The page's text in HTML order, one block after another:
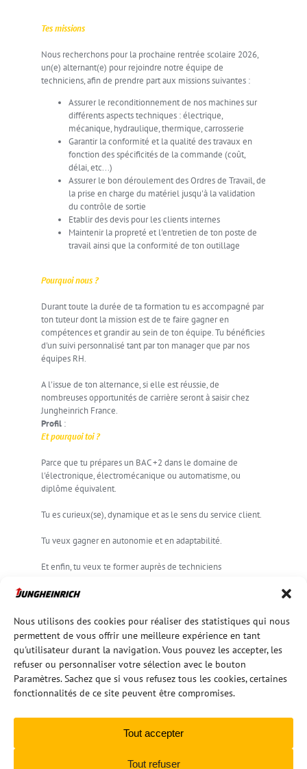
Nous utilisons des cookies pour réaliser des statistiques qui nous
permettent de vous offrir une meilleure expérience en tant
qu'utilisateur durant la navigation. Vous pouvez les accepter, les
refuser ou personnaliser votre sélection avec le bouton
Paramètres. Sachez que si vous refusez tous les cookies, certaines
fonctionnalités de ce site peuvent être compromises.
Tout accepter
Tout refuser
Tes missions
Nous recherchons pour la prochaine rentrée scolaire 2026,
un(e) alternant(e) pour rejoindre notre équipe de
techniciens, afin de prendre part aux missions suivantes :
Assurer le reconditionnement de nos machines sur
différents aspects techniques : électrique,
mécanique, hydraulique, thermique, carrosserie
Garantir la conformité et la qualité des travaux en
fonction des spécificités de la commande (coût,
délai, etc...)
Assurer le bon déroulement des Ordres de Travail, de
la prise en charge du matériel jusqu'à la validation
du contrôle de sortie
Etablir des devis pour les clients internes
Maintenir la propreté et l'entretien de ton poste de
travail ainsi que la conformité de ton outillage
Pourquoi nous ?
Durant toute la durée de ta formation tu es accompagné par
ton tuteur dont la mission est de te faire gagner en
compétences et grandir au sein de ton équipe. Tu bénéficies
d'un suivi personnalisé tant par ton manager que par nos
équipes RH.
A l'issue de ton alternance, si elle est réussie, de
nombreuses opportunités de carrière seront à saisir chez
Jungheinrich France.
Profil :
Et pourquoi toi ?
Parce que tu prépares un BAC +2 dans le domaine de
l'électronique, électromécanique ou automatisme, ou
diplôme équivalent.
Tu es curieux(se), dynamique et as le sens du service client.
Tu veux gagner en autonomie et en adaptabilité.
Et enfin, tu veux te former auprès de techniciens
POSTULER